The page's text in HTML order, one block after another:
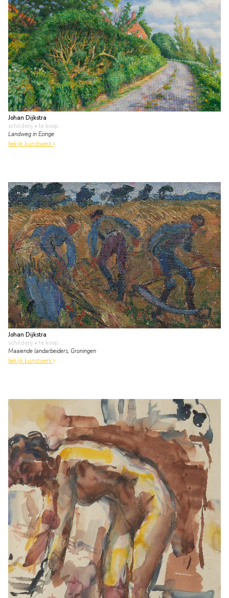
Johan Dijkstra
schilderij • te koop
Landweg in Ezinge
bekijk kunstwerk
Johan Dijkstra
schilderij • te koop
Maaiende landarbeiders, Groningen
bekijk kunstwerk